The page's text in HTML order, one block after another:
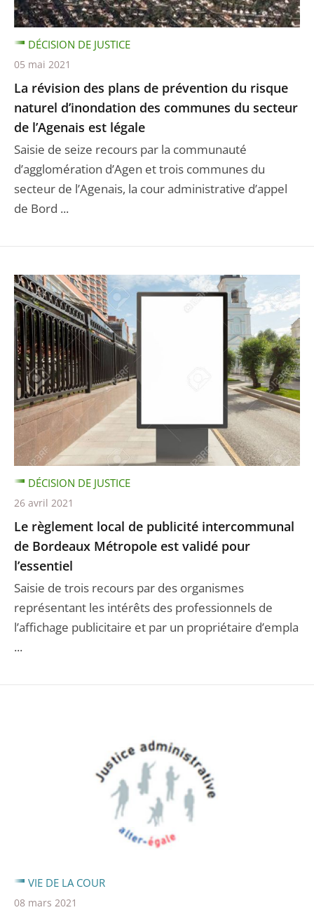
La révision des plans de prévention du risque
naturel d’inondation des communes du secteur
de l’Agenais est légale
Saisie de seize recours par la communauté
d’agglomération d’Agen et trois communes du
secteur de l’Agenais, la cour administrative d’appel
de Bord ...
DÉCISION DE JUSTICE
05 mai 2021
Le règlement local de publicité intercommunal
de Bordeaux Métropole est validé pour
l’essentiel
Saisie de trois recours par des organismes
représentant les intérêts des professionnels de
l’affichage publicitaire et par un propriétaire d’empla
...
DÉCISION DE JUSTICE
26 avril 2021
VIE DE LA COUR
08 mars 2021